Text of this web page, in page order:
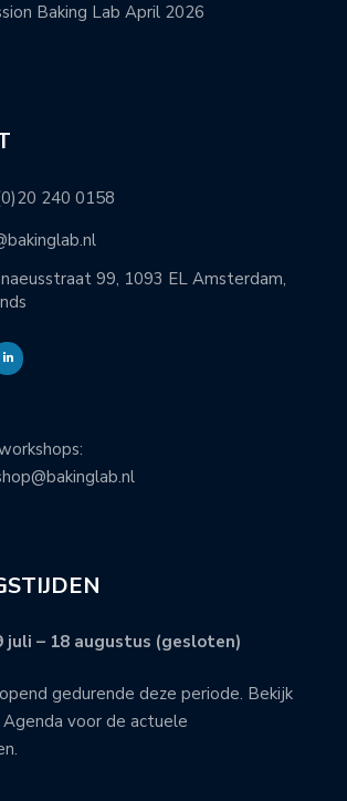
Baking Lab April 2026
240 0158
99, 1093 EL Amsterdam,
juli – 18 augustus (gesloten)
gedurende deze periode. Bekijk
voor de actuele